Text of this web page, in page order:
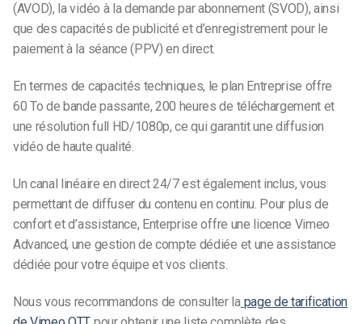
(AVOD), la vidéo à la demande par abonnement (SVOD), ainsi
que des capacités de publicité et d’enregistrement pour le
paiement à la séance (PPV) en direct.
En termes de capacités techniques, le plan Entreprise offre
60 To de bande passante, 200 heures de téléchargement et
une résolution full HD/1080p, ce qui garantit une diffusion
vidéo de haute qualité.
Un canal linéaire en direct 24/7 est également inclus, vous
permettant de diffuser du contenu en continu. Pour plus de
confort et d’assistance, Enterprise offre une licence Vimeo
Advanced, une gestion de compte dédiée et une assistance
dédiée pour votre équipe et vos clients.
Nous vous recommandons de consulter la page de tarification